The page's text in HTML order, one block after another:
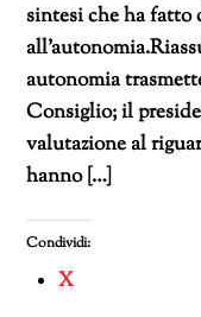
sintesi che ha fatto
autonomia
Consiglio; il
valutazione al
hanno […]
Condividi:
X